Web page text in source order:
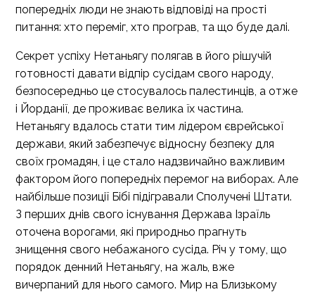
попередніх люди не знають відповіді на прості
питання: хто переміг, хто програв, та що буде далі.
Секрет успіху Нетаньягу полягав в його рішучій
готовності давати відпір сусідам свого народу,
безпосередньо це стосувалось палестинців, а отже
і Йорданії, де проживає велика їх частина.
Нетаньягу вдалось стати тим лідером єврейської
держави, який забезпечує відносну безпеку для
своїх громадян, і це стало надзвичайно важливим
фактором його попередніх перемог на виборах. Але
найбільше позиції Бібі підігравали Сполучені Штати.
З перших днів свого існування Держава Ізраїль
оточена ворогами, які природньо прагнуть
знищення свого небажаного сусіда. Річ у тому, що
порядок денний Нетаньягу, на жаль, вже
вичерпаний для нього самого. Мир на Близькому